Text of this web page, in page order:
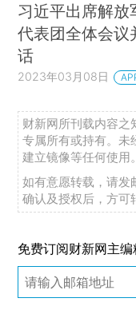
习近平出席解放
代表团全体会议
话
2023年03月08日
财新网所刊载内容之
专属所有或持有。未
建立镜像等任何使用。
如有意愿转载，请发
确认及授权后，方可
免费订阅财新网主